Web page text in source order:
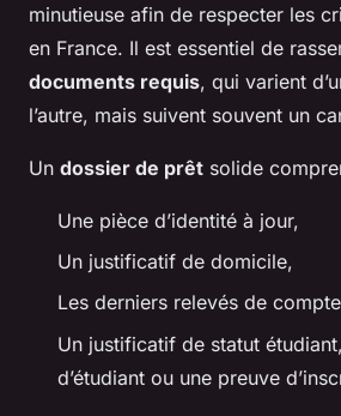
minutieuse afin de respecter les
en France. Il est essentiel de
documents requis, qui varient
l’autre, mais suivent souvent un
Un dossier de prêt solide
Une pièce d’identité à jour,
Un justificatif de domicile,
Les derniers relevés de
Un justificatif de statut
d’étudiant ou une preuve